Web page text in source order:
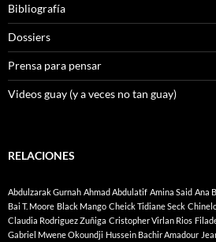
Bibliografía
Dossiers
Prensa para pensar
Videos guay (y a veces no tan guay)
RELACIONES
Abdulzarak Gurnah Ahmad Abdulatif Amina Said Ana
Bai T. Moore Black Mango Cheick Tidiane Seck
Claudia Rodriguez Zuñiga Cristopher Virlan Rios
Gabriel Mwene Okoundji Hussein Bachir Amadour